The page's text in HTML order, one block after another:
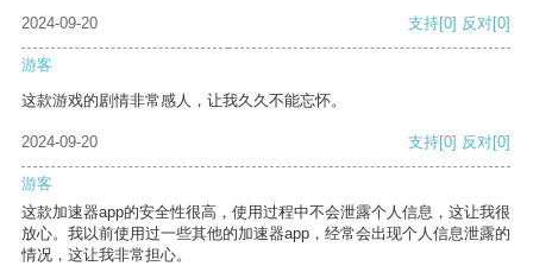
2024-09-20 支持[0] 反对[0]
游客
这款游戏的剧情非常感人，让我久久不能忘怀。
2024-09-20 支持[0] 反对[0]
游客
这款加速器app的安全性很高，使用过程中不会泄露个人信息，这让我很
放心。我以前使用过一些其他的加速器app，经常会出现个人信息泄露的
情况，这让我非常担心。